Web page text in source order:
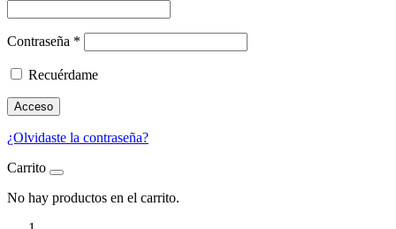
Contraseña *
Recuérdame
Acceso
¿Olvidaste la contraseña?
Carrito
No hay productos en el carrito.